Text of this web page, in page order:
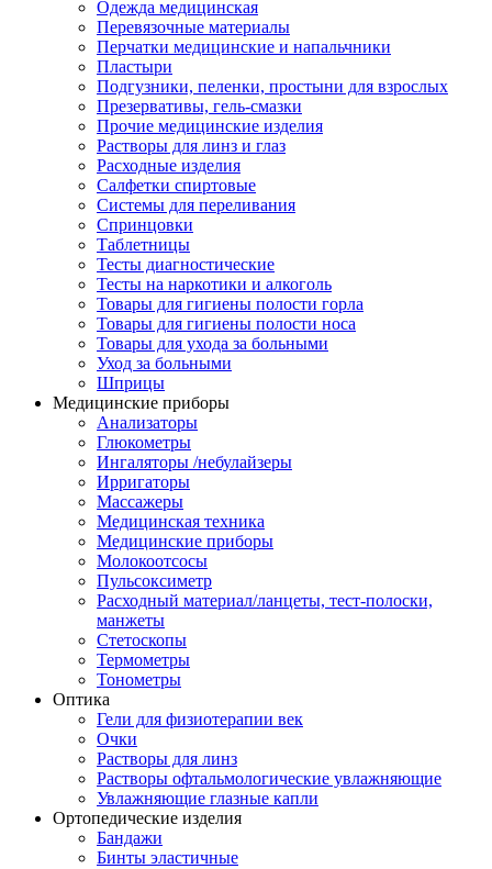
Одежда медицинская
Перевязочные материалы
Перчатки медицинские и напальчники
Пластыри
Подгузники, пеленки, простыни для взрослых
Презервативы, гель-смазки
Прочие медицинские изделия
Растворы для линз и глаз
Расходные изделия
Салфетки спиртовые
Системы для переливания
Спринцовки
Таблетницы
Тесты диагностические
Тесты на наркотики и алкоголь
Товары для гигиены полости горла
Товары для гигиены полости носа
Товары для ухода за больными
Уход за больными
Шприцы
Медицинские приборы
Анализаторы
Глюкометры
Ингаляторы /небулайзеры
Ирригаторы
Массажеры
Медицинская техника
Медицинские приборы
Молокоотсосы
Пульсоксиметр
Расходный материал/ланцеты, тест-полоски,
манжеты
Стетоскопы
Термометры
Тонометры
Оптика
Гели для физиотерапии век
Очки
Растворы для линз
Растворы офтальмологические увлажняющие
Увлажняющие глазные капли
Ортопедические изделия
Бандажи
Бинты эластичные